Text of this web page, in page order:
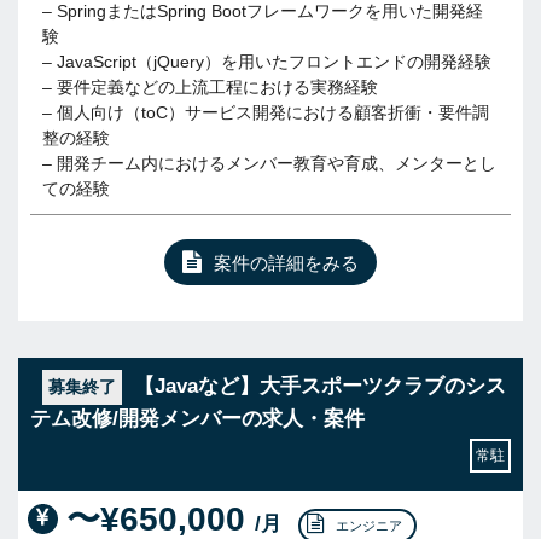
– SpringまたはSpring Bootフレームワークを用いた開発経
験
– JavaScript（jQuery）を用いたフロントエンドの開発経験
– 要件定義などの上流工程における実務経験
– 個人向け（toC）サービス開発における顧客折衝・要件調
整の経験
– 開発チーム内におけるメンバー教育や育成、メンターとし
ての経験
案件の詳細をみる
募集終了
【Javaなど】大手スポーツクラブのシス
テム改修/開発メンバーの求人・案件
常駐
〜¥650,000 /月 エンジニア